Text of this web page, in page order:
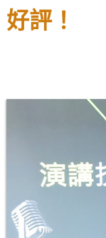
好評！